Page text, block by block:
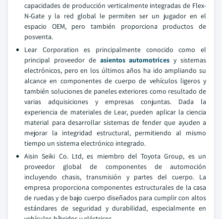
capacidades de producción verticalmente integradas de Flex-
N-Gate y la red global le permiten ser un jugador en el
espacio OEM, pero también proporciona productos de
posventa.
Lear Corporation es principalmente conocido como el
principal proveedor de asientos automotrices y sistemas
electrónicos, pero en los últimos años ha ido ampliando su
alcance en componentes de cuerpo de vehículos ligeros y
también soluciones de paneles exteriores como resultado de
varias adquisiciones y empresas conjuntas. Dada la
experiencia de materiales de Lear, pueden aplicar la ciencia
material para desarrollar sistemas de fender que ayuden a
mejorar la integridad estructural, permitiendo al mismo
tiempo un sistema electrónico integrado.
Aisin Seiki Co. Ltd, es miembro del Toyota Group, es un
proveedor global de componentes de automoción
incluyendo chasis, transmisión y partes del cuerpo. La
empresa proporciona componentes estructurales de la casa
de ruedas y de bajo cuerpo diseñados para cumplir con altos
estándares de seguridad y durabilidad, especialmente en